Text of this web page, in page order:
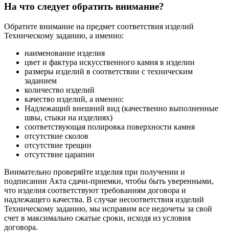
На что следует обратить внимание?
Обратите внимание на предмет соответствия изделий
Техническому заданию, а именно:
наименование изделия
цвет и фактура искусственного камня в изделии
размеры изделий в соответствии с техническим
заданием
количество изделий
качество изделий, а именно:
Надлежащий внешний вид (качественно выполненные
швы, стыки на изделиях)
соответствующая полировка поверхности камня
отсутствие сколов
отсутствие трещин
отсутствие царапин
Внимательно проверяйте изделия при получении и
подписании Акта сдачи-приемки, чтобы быть уверенными,
что изделия соответствуют требованиям договора и
надлежащего качества. В случае несоответствия изделий
Техническому заданию, мы исправим все недочеты за свой
счет в максимально сжатые сроки, исходя из условия
договора.